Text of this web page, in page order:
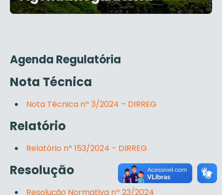
Agenda Regulatória
Nota Técnica
Nota Técnica nº 3/2024 – DIRREG
Relatório
Relatório nº 153/2024 – DIRREG
Resolução
Resolução Normativa nº 23/2024